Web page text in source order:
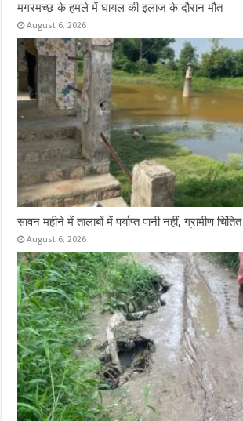
मगरमच्छ के हमले में घायल की इलाज के दौरान मौत
August 6, 2026
सावन महीने में तालाबों में पर्याप्त पानी नहीं, ग्रामीण चिंतित
August 6, 2026